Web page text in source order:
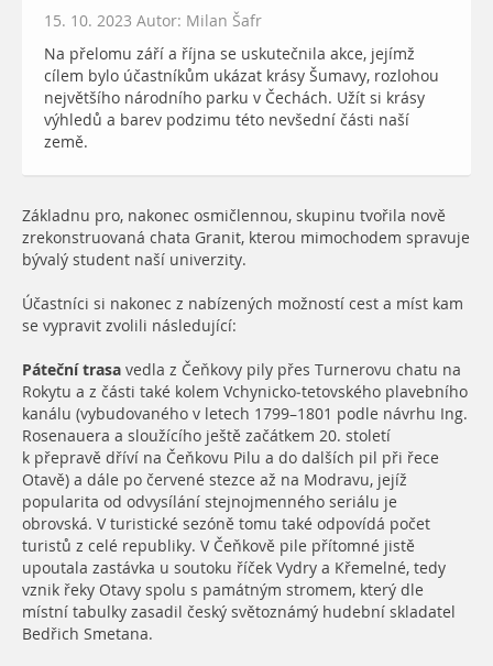
15. 10. 2023 Autor: Milan Šafr
Na přelomu září a října se uskutečnila akce, jejímž
cílem bylo účastníkům ukázat krásy Šumavy, rozlohou
největšího národního parku v Čechách. Užít si krásy
výhledů a barev podzimu této nevšední části naší
země.
Základnu pro, nakonec osmičlennou, skupinu tvořila nově
zrekonstruovaná chata Granit, kterou mimochodem spravuje
bývalý student naší univerzity.
Účastníci si nakonec z nabízených možností cest a míst kam
se vypravit zvolili následující:
Páteční trasa vedla z Čeňkovy pily přes Turnerovu chatu na
Rokytu a z části také kolem Vchynicko-tetovského plavebního
kanálu (vybudovaného v letech 1799–1801 podle návrhu Ing.
Rosenauera a sloužícího ještě začátkem 20. století
k přepravě dříví na Čeňkovu Pilu a do dalších pil při řece
Otavě) a dále po červené stezce až na Modravu, jejíž
popularita od odvysílání stejnojmenného seriálu je
obrovská. V turistické sezóně tomu také odpovídá počet
turistů z celé republiky. V Čeňkově pile přítomné jistě
upoutala zastávka u soutoku říček Vydry a Křemelné, tedy
vznik řeky Otavy spolu s památným stromem, který dle
místní tabulky zasadil český světoznámý hudební skladatel
Bedřich Smetana.